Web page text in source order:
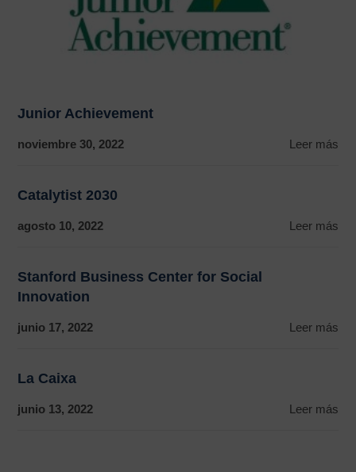
Junior Achievement
noviembre 30, 2022 Leer más
Catalytist 2030
agosto 10, 2022 Leer más
Stanford Business Center for Social
Innovation
junio 17, 2022 Leer más
La Caixa
junio 13, 2022 Leer más